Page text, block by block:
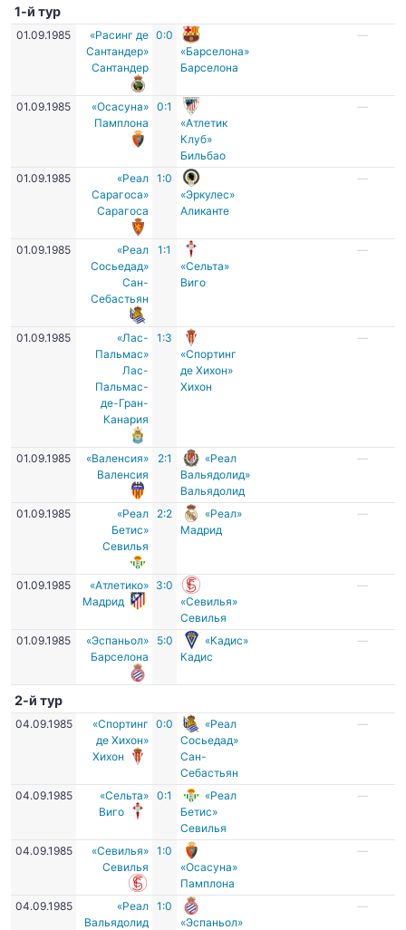
1-й тур
01.09.1985
«Расинг де
Сантандер»
Сантандер
0:0
«Барселона»
Барселона
—
01.09.1985
«Осасуна»
Памплона
0:1
«Атлетик
Клуб»
Бильбао
—
01.09.1985
«Реал
Сарагоса»
Сарагоса
1:0
«Эркулес»
Аликанте
—
01.09.1985
«Реал
Сосьедад»
Сан-
Себастьян
1:1
«Сельта»
Виго
—
01.09.1985
«Лас-
Пальмас»
Лас-
Пальмас-
де-Гран-
Канария
1:3
«Спортинг
де Хихон»
Хихон
—
01.09.1985
«Валенсия»
Валенсия
2:1
«Реал
Вальядолид»
Вальядолид
—
01.09.1985
«Реал
Бетис»
Севилья
2:2
«Реал»
Мадрид
—
01.09.1985
«Атлетико»
Мадрид
3:0
«Севилья»
Севилья
—
01.09.1985
«Эспаньол»
Барселона
5:0
«Кадис»
Кадис
—
2-й тур
04.09.1985
«Спортинг
де Хихон»
Хихон
0:0
«Реал
Сосьедад»
Сан-
Себастьян
—
04.09.1985
«Сельта»
Виго
0:1
«Реал
Бетис»
Севилья
—
04.09.1985
«Севилья»
Севилья
1:0
«Осасуна»
Памплона
—
04.09.1985
«Реал
Вальядолид
1:0
«Эспаньол»
—